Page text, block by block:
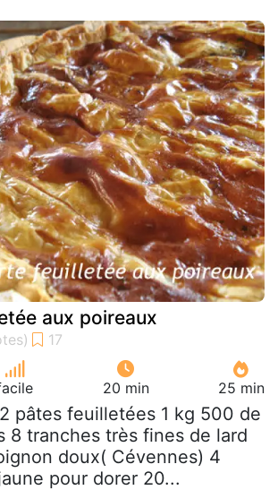
aux poireaux
20 min 25 min
pâtes feuilletées 1 kg 500 de
8 tranches très fines de lard
doux( Cévennes) 4
pour dorer 20...